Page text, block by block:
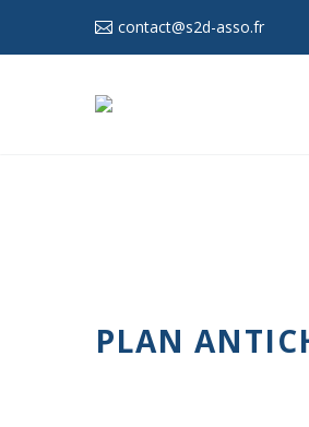
contact@s2d-asso.fr
PLAN